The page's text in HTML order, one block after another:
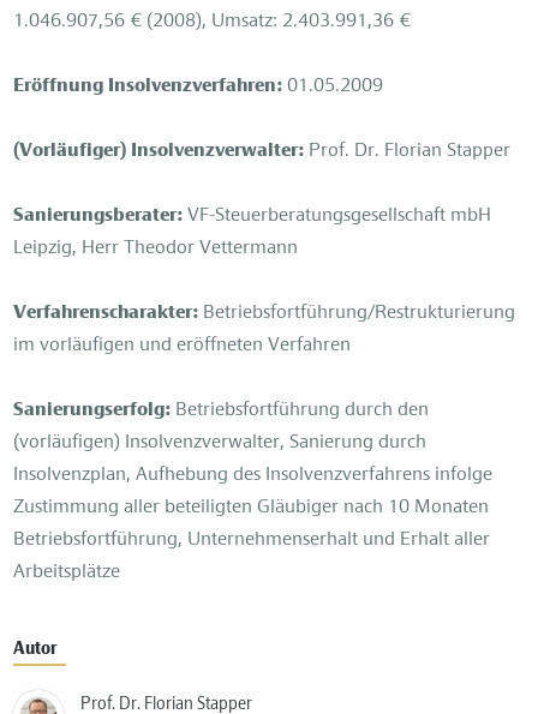
1.046.907,56 € (2008), Umsatz: 2.403.991,36 €
Eröffnung Insolvenzverfahren:01.05.2009
(Vorläufiger) Insolvenzverwalter: Prof. Dr. Florian Stapper
Sanierungsberater:VF-Steuerberatungsgesellschaft mbH
Leipzig, Herr Theodor Vettermann
Verfahrenscharakter: Betriebsfortführung/Restrukturierung
im vorläufigen und eröffneten Verfahren
Sanierungserfolg: Betriebsfortführung durch den
(vorläufigen) Insolvenzverwalter, Sanierung durch
Insolvenzplan, Aufhebung des Insolvenzverfahrens infolge
Zustimmung aller beteiligten Gläubiger nach 10 Monaten
Betriebsfortführung, Unternehmenserhalt und Erhalt aller
Arbeitsplätze
Autor
Prof. Dr. Florian Stapper